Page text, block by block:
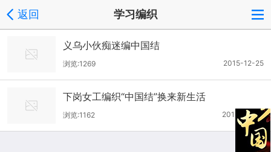
返回 学习编织
义乌小伙痴迷编中国结
2015-12-25
浏览:1269
下岗女工编织“中国结”换来新生活
2015-06-29
浏览:1162